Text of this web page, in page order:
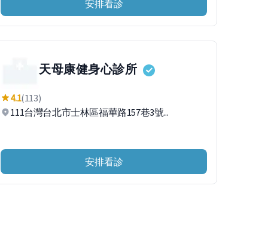
安排看診
天母康健身心診所
4.1(113)
111台灣台北市士林區福華路157巷3號...
安排看診